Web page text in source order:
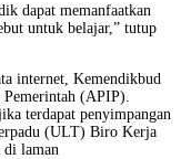
dapat memanfaatkan
untuk belajar,” tutup
internet, Kemendikbud
Pemerintah (APIP).
terdapat penyimpangan
(ULT) Biro Kerja
di laman